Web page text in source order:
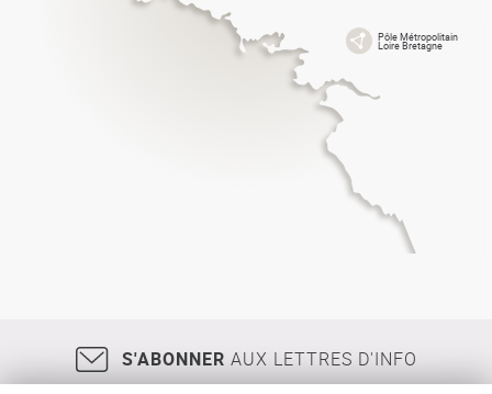
Pôle Métropolitain
Loire Bretagne
S'ABONNER AUX LETTRES D'INFO